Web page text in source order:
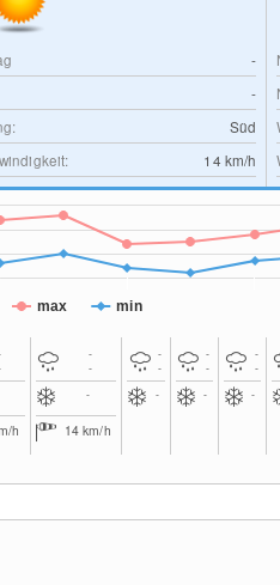
-
-
Süd
14 km/h
max min
h
-
-
-
14km/h
-
-
-
-
-
-
-
-
-